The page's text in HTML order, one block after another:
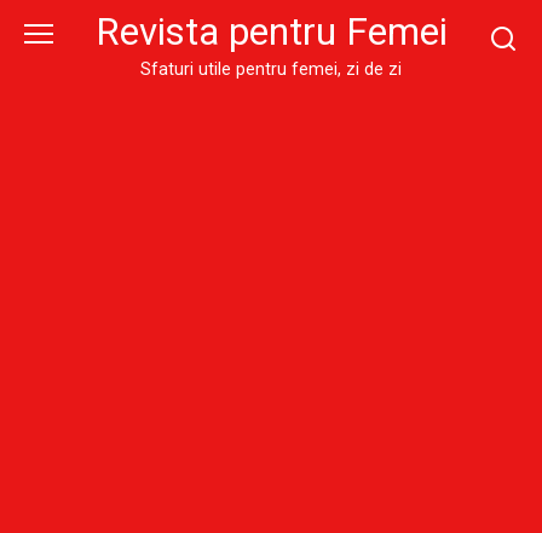
Revista pentru Femei
Sfaturi utile pentru femei, zi de zi